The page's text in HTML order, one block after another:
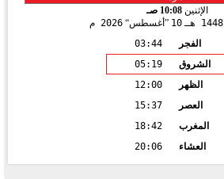
الإثنين 10:08 صـ
1448 هـ 10 أغسطس 2026 م
الفجر
03:44
الشروق
05:19
الظهر
12:00
العصر
15:37
المغرب
18:42
العشاء
20:06